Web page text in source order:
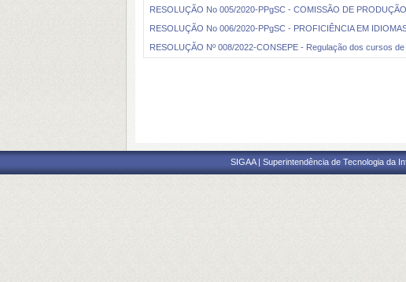
RESOLUÇÃO No 005/2020-PPgSC - COMISSÃO DE
RESOLUÇÃO No 006/2020-PPgSC - PROFICIÊNCIA EM
RESOLUÇÃO Nº 008/2022-CONSEPE - Regulação dos cursos
SIGAA | Superintendência de Tecnologia da